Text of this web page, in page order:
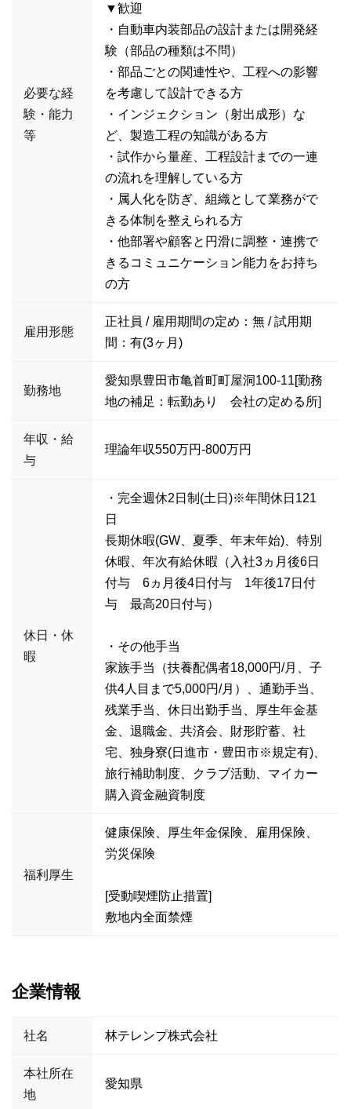
必要な経
験・能力
等
▼歓迎
・自動車内装部品の設計または開発経
験（部品の種類は不問）
・部品ごとの関連性や、工程への影響
を考慮して設計できる方
・インジェクション（射出成形）な
ど、製造工程の知識がある方
・試作から量産、工程設計までの一連
の流れを理解している方
・属人化を防ぎ、組織として業務がで
きる体制を整えられる方
・他部署や顧客と円滑に調整・連携で
きるコミュニケーション能力をお持ち
の方
雇用形態
正社員 / 雇用期間の定め：無 / 試用期
間：有(3ヶ月)
勤務地
愛知県豊田市亀首町町屋洞100-11[勤務
地の補足：転勤あり 会社の定める所]
年収・給
与
理論年収550万円-800万円
休日・休
暇
・完全週休2日制(土日)※年間休日121
日
長期休暇(GW、夏季、年末年始)、特別
休暇、年次有給休暇（入社3ヵ月後6日
付与 6ヵ月後4日付与 1年後17日付
与 最高20日付与）
・その他手当
家族手当（扶養配偶者18,000円/月、子
供4人目まで5,000円/月）、通勤手当、
残業手当、休日出勤手当、厚生年金基
金、退職金、共済会、財形貯蓄、社
宅、独身寮(日進市・豊田市※規定有)、
旅行補助制度、クラブ活動、マイカー
購入資金融資制度
福利厚生
健康保険、厚生年金保険、雇用保険、
労災保険
[受動喫煙防止措置]
敷地内全面禁煙
企業情報
社名 林テレンプ株式会社
本社所在
地
愛知県